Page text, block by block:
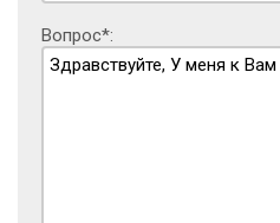
Вопрос*: